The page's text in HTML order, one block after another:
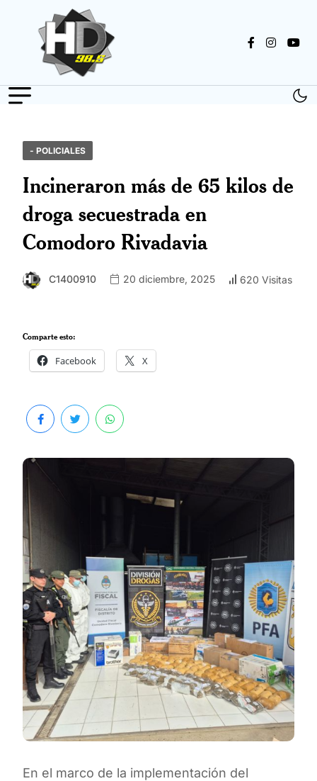
- POLICIALES
Incineraron más de 65 kilos de
droga secuestrada en
Comodoro Rivadavia
C1400910 20 diciembre, 2025 620 Visitas
Comparte esto:
Facebook X
En el marco de la implementación del